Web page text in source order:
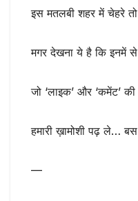
इस मतलबी शहर में चेहरे तो
मगर देखना ये है कि इनमें से
जो ‘लाइक’ और ‘कमेंट’
हमारी ख़ामोशी पढ़ ले…
—